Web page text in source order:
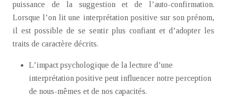
puissance de la suggestion et de l’auto-confirmation.
Lorsque l’on lit une interprétation positive sur son prénom,
il est possible de se sentir plus confiant et d’adopter les
traits de caractère décrits.
L’impact psychologique de la lecture d’une
interprétation positive peut influencer notre perception
de nous-mêmes et de nos capacités.